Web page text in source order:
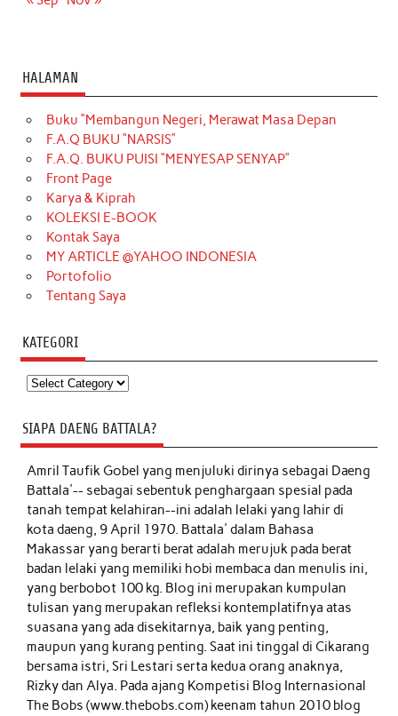
HALAMAN
Buku “Membangun Negeri, Merawat Masa Depan
F.A.Q BUKU “NARSIS”
F.A.Q. BUKU PUISI “MENYESAP SENYAP”
Front Page
Karya & Kiprah
KOLEKSI E-BOOK
Kontak Saya
MY ARTICLE @YAHOO INDONESIA
Portofolio
Tentang Saya
KATEGORI
Kategori
SIAPA DAENG BATTALA?
Amril Taufik Gobelyang menjuluki dirinya sebagai Daeng
Battala'-- sebagai sebentuk penghargaan spesial pada
tanah tempat kelahiran--ini adalah lelaki yang lahir di
kota daeng, 9 April 1970. Battala' dalam Bahasa
Makassar yang berarti berat adalah merujuk pada berat
badan lelaki yang memiliki hobi membaca dan menulis ini,
yang berbobot 100 kg. Blog ini merupakan kumpulan
tulisan yang merupakan refleksi kontemplatifnya atas
suasana yang ada disekitarnya, baik yang penting,
maupun yang kurang penting. Saat ini tinggal di Cikarang
bersama istri, Sri Lestari serta kedua orang anaknya,
Rizky dan Alya. Pada ajang Kompetisi Blog Internasional
The Bobs (www.thebobs.com) keenam tahun 2010 blog